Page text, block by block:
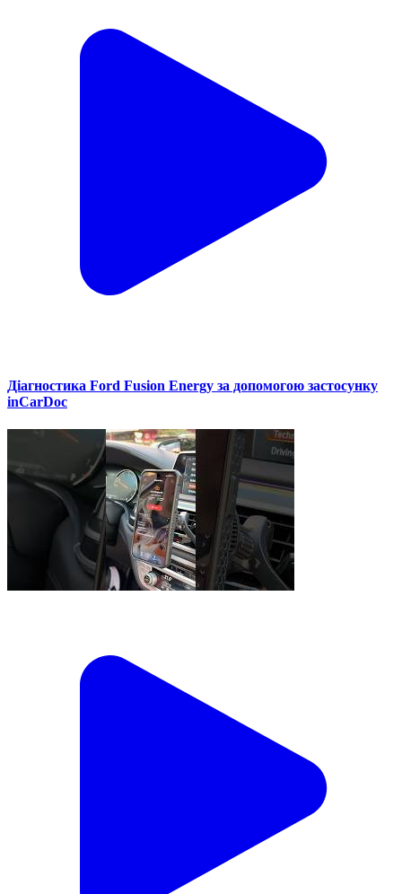
Діагностика Ford Fusion Energy за допомогою застосунку
inCarDoc